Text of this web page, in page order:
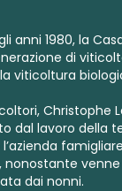
anni 1980, la
di
viticoltura
Christophe
dal lavoro della
dai nonni.